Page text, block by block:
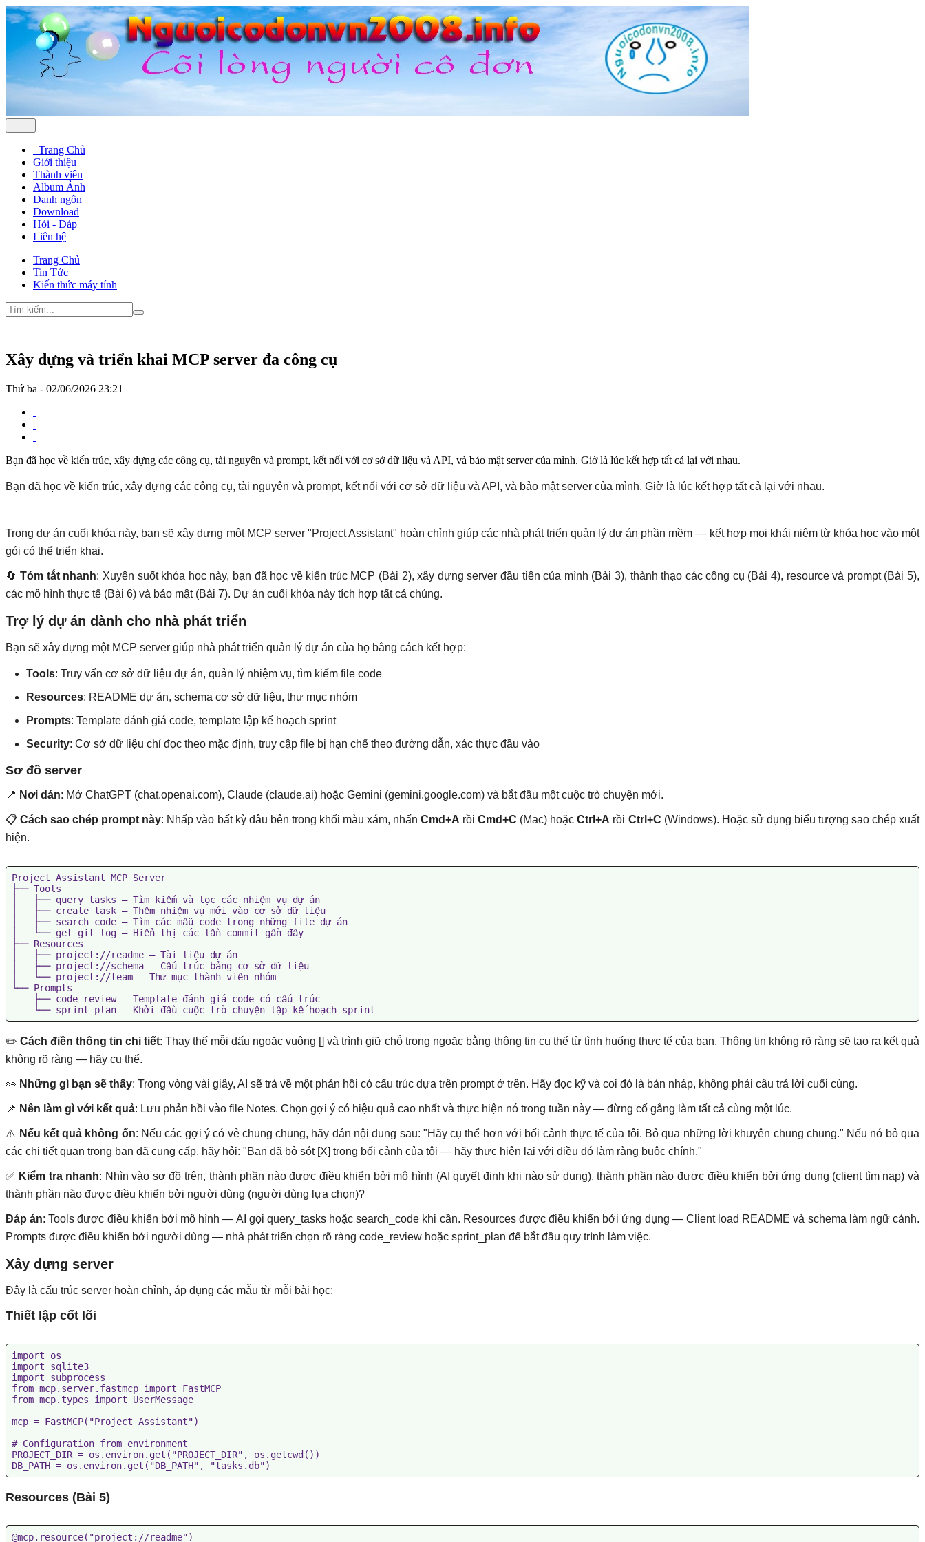
Trang Chủ
Giới thiệu
Thành viên
Album Ảnh
Danh ngôn
Download
Hỏi - Đáp
Liên hệ
Trang Chủ
Tin Tức
Kiến thức máy tính
Xây dựng và triển khai MCP server đa công cụ
Thứ ba - 02/06/2026 23:21
Bạn đã học về kiến ​​trúc, xây dựng các công cụ, tài nguyên và prompt, kết nối với cơ sở dữ liệu và API, và bảo mật server của mình. Giờ là lúc kết hợp tất cả lại với nhau.
Bạn đã học về kiến ​​trúc, xây dựng các công cụ, tài nguyên và prompt, kết nối với cơ sở dữ liệu và API, và bảo mật server của mình. Giờ là lúc kết hợp tất cả lại với nhau.
Trong dự án cuối khóa này, bạn sẽ xây dựng một MCP server "Project Assistant" hoàn chỉnh giúp các nhà phát triển quản lý dự án phần mềm — kết hợp mọi khái niệm từ khóa học vào một
gói có thể triển khai.
🔄Tóm tắt nhanh: Xuyên suốt khóa học này, bạn đã học về kiến ​​trúc MCP (Bài 2), xây dựng server đầu tiên của mình (Bài 3), thành thạo các công cụ (Bài 4), resource và prompt (Bài 5),
các mô hình thực tế (Bài 6) và bảo mật (Bài 7). Dự án cuối khóa này tích hợp tất cả chúng.
Trợ lý dự án dành cho nhà phát triển
Bạn sẽ xây dựng một MCP server giúp nhà phát triển quản lý dự án của họ bằng cách kết hợp:
Tools: Truy vấn cơ sở dữ liệu dự án, quản lý nhiệm vụ, tìm kiếm file code
Resources: README dự án, schema cơ sở dữ liệu, thư mục nhóm
Prompts: Template đánh giá code, template lập kế hoạch sprint
Security: Cơ sở dữ liệu chỉ đọc theo mặc định, truy cập file bị hạn chế theo đường dẫn, xác thực đầu vào
Sơ đồ server
📍 Nơi dán: Mở ChatGPT (chat.openai.com), Claude (claude.ai) hoặc Gemini (gemini.google.com) và bắt đầu một cuộc trò chuyện mới.
📋Cách sao chép prompt này: Nhấp vào bất kỳ đâu bên trong khối màu xám, nhấnCmd+A rồiCmd+C (Mac) hoặcCtrl+A rồi Ctrl+C (Windows). Hoặc sử dụng biểu tượng sao chép xuất
hiện.
Project Assistant MCP Server
├── Tools
│   ├── query_tasks — Tìm kiếm và lọc các nhiệm vụ dự án
│   ├── create_task — Thêm nhiệm vụ mới vào cơ sở dữ liệu
│   ├── search_code — Tìm các mẫu code trong những file dự án
│   └── get_git_log — Hiển thị các lần commit gần đây
├── Resources
│   ├── project://readme — Tài liệu dự án
│   ├── project://schema — Cấu trúc bảng cơ sở dữ liệu
│   └── project://team — Thư mục thành viên nhóm
└── Prompts
    ├── code_review — Template đánh giá code có cấu trúc
✏️Cách điền thông tin chi tiết: Thay thế mỗi dấu ngoặc vuông [] và trình giữ chỗ trong ngoặc bằng thông tin cụ thể từ tình huống thực tế của bạn. Thông tin không rõ ràng sẽ tạo ra kết quả
không rõ ràng — hãy cụ thể.
👀 Những gì bạn sẽ thấy: Trong vòng vài giây, AI sẽ trả về một phản hồi có cấu trúc dựa trên prompt ở trên. Hãy đọc kỹ và coi đó là bản nháp, không phải câu trả lời cuối cùng.
📌 Nên làm gì với kết quả: Lưu phản hồi vào file Notes. Chọn gợi ý có hiệu quả cao nhất và thực hiện nó trong tuần này — đừng cố gắng làm tất cả cùng một lúc.
⚠️ Nếu kết quả không ổn: Nếu các gợi ý có vẻ chung chung, hãy dán nội dung sau: "Hãy cụ thể hơn với bối cảnh thực tế của tôi. Bỏ qua những lời khuyên chung chung." Nếu nó bỏ qua
các chi tiết quan trọng bạn đã cung cấp, hãy hỏi: "Bạn đã bỏ sót [X] trong bối cảnh của tôi — hãy thực hiện lại với điều đó làm ràng buộc chính."
✅ Kiểm tra nhanh: Nhìn vào sơ đồ trên, thành phần nào được điều khiển bởi mô hình (AI quyết định khi nào sử dụng), thành phần nào được điều khiển bởi ứng dụng (client tìm nạp) và
thành phần nào được điều khiển bởi người dùng (người dùng lựa chọn)?
Đáp án: Tools được điều khiển bởi mô hình — AI gọi query_tasks hoặc search_code khi cần. Resources được điều khiển bởi ứng dụng — Client load README và schema làm ngữ cảnh.
Prompts được điều khiển bởi người dùng — nhà phát triển chọn rõ ràng code_review hoặc sprint_plan để bắt đầu quy trình làm việc.
Xây dựng server
Đây là cấu trúc server hoàn chỉnh, áp dụng các mẫu từ mỗi bài học:
Thiết lập cốt lõi
import os
import sqlite3
import subprocess
from mcp.server.fastmcp import FastMCP
from mcp.types import UserMessage
mcp = FastMCP("Project Assistant")
# Configuration from environment
PROJECT_DIR = os.environ.get("PROJECT_DIR", os.getcwd())
Resources (Bài 5)
@mcp.resource("project://readme")